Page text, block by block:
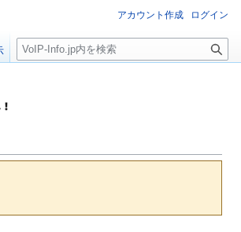
アカウント作成 ログイン
検
索